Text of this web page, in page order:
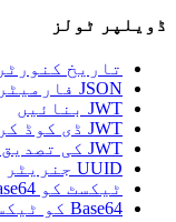
ڈویلپر ٹولز
تاریخ کنورٹر
JSON فارمیٹر
JWT بنائیں
JWT ڈی کوڈ کریں
JWT کی تصدیق کریں
UUID جنریٹر
ٹیکسٹ کو Base64 میں تبدیل کریں
Base64 کو ٹیکسٹ میں تبدیل کریں